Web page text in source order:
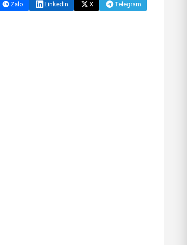
Zalo LinkedIn X Telegram